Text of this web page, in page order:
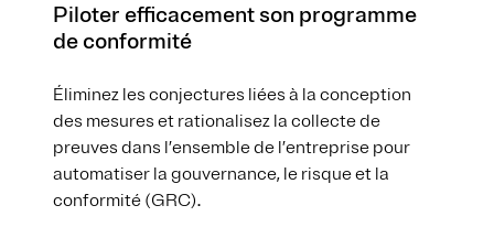
Piloter efficacement son programme
de conformité
Éliminez les conjectures liées à la conception
des mesures et rationalisez la collecte de
preuves dans l’ensemble de l’entreprise pour
automatiser la gouvernance, le risque et la
conformité (GRC).